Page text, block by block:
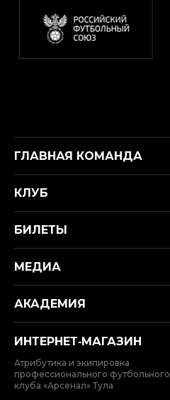
ГЛАВНАЯ КОМАНДА
КЛУБ
БИЛЕТЫ
МЕДИА
АКАДЕМИЯ
ИНТЕРНЕТ‑МАГАЗИН
Атрибутика и экипировка
профессионального футбольного
клуба «Арсенал» Тула